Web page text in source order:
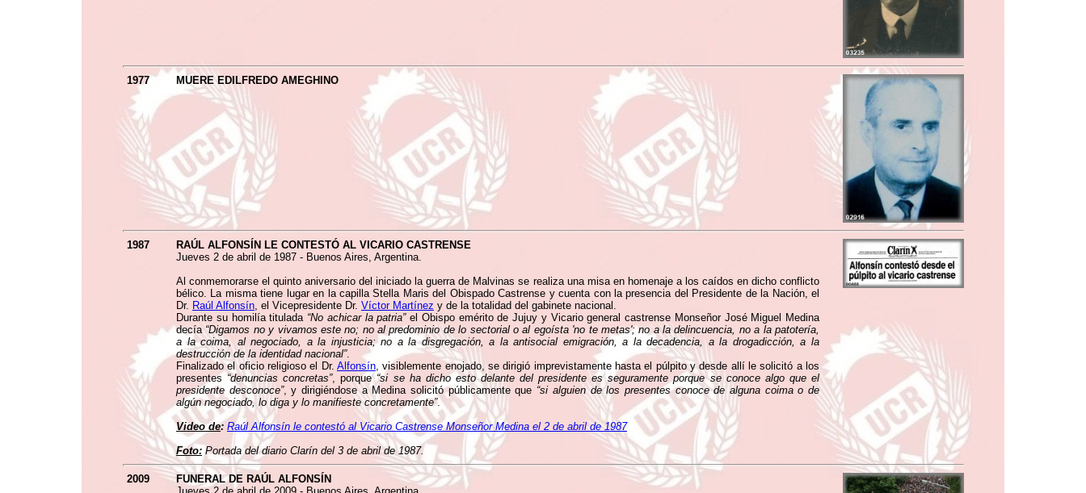
1977 MUERE EDILFREDO AMEGHINO
1987
RAÚL ALFONSÍN LE CONTESTÓ AL VICARIO CASTRENSE
Jueves 2 de abril de 1987 - Buenos Aires, Argentina.
Al conmemorarse el quinto aniversario del iniciado la guerra de Malvinas se realiza una misa en homenaje a los caídos en dicho conflicto
bélico. La misma tiene lugar en la capilla Stella Maris del Obispado Castrense y cuenta con la presencia del Presidente de la Nación, el
Dr. Raúl Alfonsín, el Vicepresidente Dr. Víctor Martínez y de la totalidad del gabinete nacional.
Durante su homilía titulada “No achicar la patria”el Obispo emérito de Jujuy y Vicario general castrense Monseñor José Miguel Medina
decía “Digamos no y vivamos este no; no al predominio de lo sectorial o al egoísta 'no te metas'; no a la delincuencia, no a la patotería,
a la coima, al negociado, a la injusticia; no a la disgregación, a la antisocial emigración, a la decadencia, a la drogadicción, a la
destrucción de la identidad nacional”.
Finalizado el oficio religioso el Dr. Alfonsín, visiblemente enojado, se dirigió imprevistamente hasta el púlpito y desde allí le solicitó a los
presentes “denuncias concretas”, porque “si se ha dicho esto delante del presidente es seguramente porque se conoce algo que el
presidente desconoce”, y dirigiéndose a Medina solicitó públicamente que “si alguien de los presentes conoce de alguna coima o de
algún negociado, lo diga y lo manifieste concretamente”.
Video de: Raúl Alfonsín le contestó al Vicario Castrense Monseñor Medina el 2 de abril de 1987
Foto: Portada del diario Clarín del 3 de abril de 1987.
2009
FUNERAL DE RAÚL ALFONSÍN